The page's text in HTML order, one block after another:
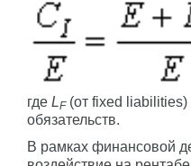
где LF(от fixed
обязательств.
В рамках финансовой